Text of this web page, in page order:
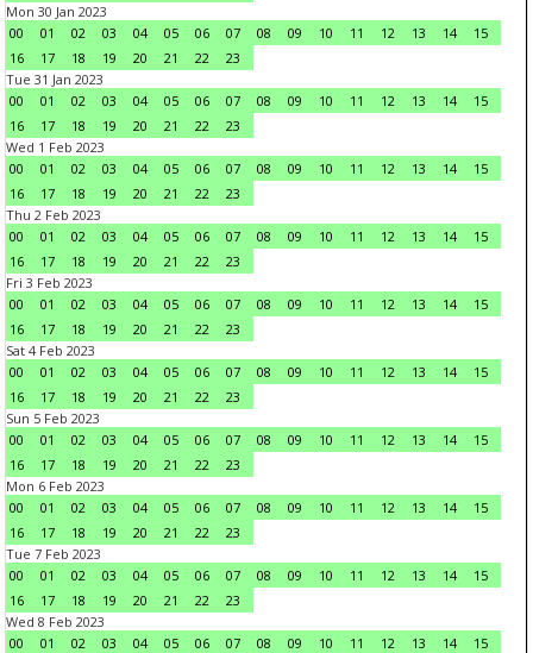
Mon 30 Jan 2023
00
01 02 03 04 05 06 07 08 09 10 11 12 13 14
15
16
17 18 19 20 21 22
23
Tue 31 Jan 2023
00
01 02 03 04 05 06 07 08 09 10 11 12 13 14
15
16
17 18 19 20 21 22
23
Wed 1 Feb 2023
00
01 02 03 04 05 06 07 08 09 10 11 12 13 14
15
16
17 18 19 20 21 22
23
Thu 2 Feb 2023
00
01 02 03 04 05 06 07 08 09 10 11 12 13 14
15
16
17 18 19 20 21 22
23
Fri 3 Feb 2023
00
01 02 03 04 05 06 07 08 09 10 11 12 13 14
15
16
17 18 19 20 21 22
23
Sat 4 Feb 2023
00
01 02 03 04 05 06 07 08 09 10 11 12 13 14
15
16
17 18 19 20 21 22
23
Sun 5 Feb 2023
00
01 02 03 04 05 06 07 08 09 10 11 12 13 14
15
16
17 18 19 20 21 22
23
Mon 6 Feb 2023
00
01 02 03 04 05 06 07 08 09 10 11 12 13 14
15
16
17 18 19 20 21 22
23
Tue 7 Feb 2023
00
01 02 03 04 05 06 07 08 09 10 11 12 13 14
15
16
17 18 19 20 21 22
23
Wed 8 Feb 2023
00
01 02 03 04 05 06 07 08 09 10 11 12 13 14
15